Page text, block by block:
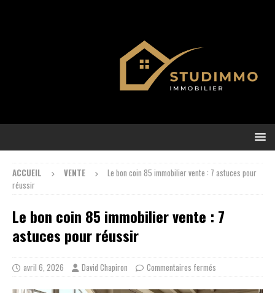
ACCUEIL VENTE
Le bon coin 85 immobilier vente : 7 astuces pour
réussir
Le bon coin 85 immobilier vente : 7
astuces pour réussir
avril 6, 2026 David Chapiron Commentaires fermés